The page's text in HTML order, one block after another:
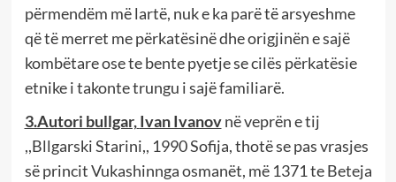
përmendëm më lartë, nuk e ka parë të arsyeshme
që të merret me përkatësinë dhe origjinën e sajë
kombëtare ose te bente pyetje se cilës përkatësie
etnike i takonte trungu i sajë familiarë.
3.Autori bullgar, Ivan Ivanov në veprën e tij
,,BllgarskiStarini,, 1990Sofija, thotëse pas vrasjes
së princitVukashinnga osmanët, më 1371te Beteja